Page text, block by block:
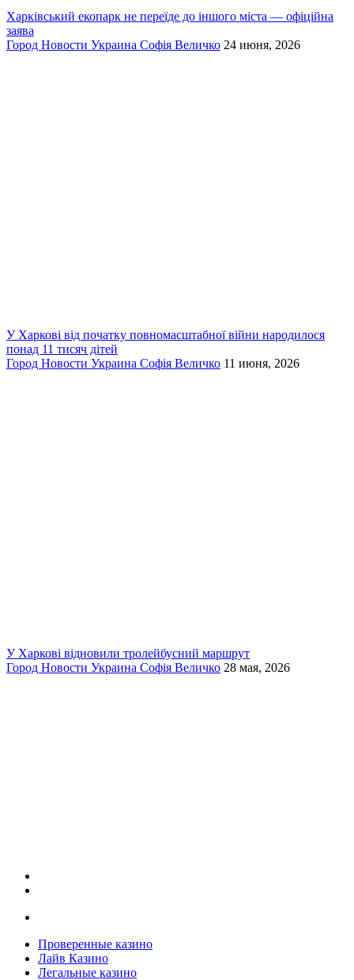
Харківський екопарк не переїде до іншого міста — офіційна
заява
Город Новости Украина Софія Величко 24 июня, 2026
У Харкові від початку повномасштабної війни народилося
понад 11 тисяч дітей
Город Новости Украина Софія Величко 11 июня, 2026
У Харкові відновили тролейбусний маршрут
Город Новости Украина Софія Величко 28 мая, 2026
Проверенные казино
Лайв Казино
Легальные казино